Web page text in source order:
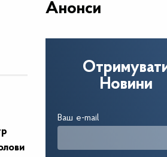
Анонси
Новини
Ваш e-mail